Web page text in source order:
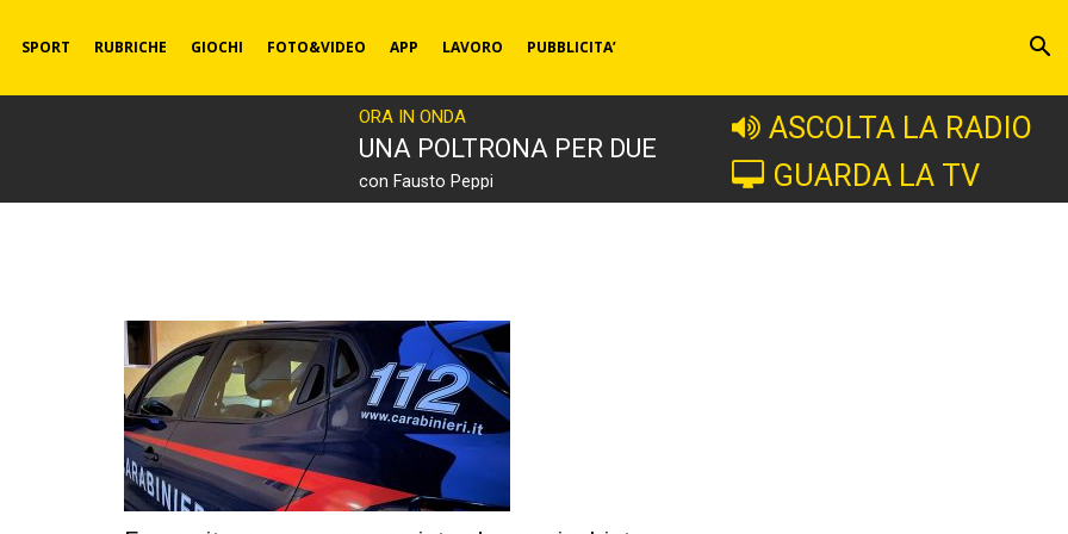
SPORT RUBRICHE GIOCHI FOTO&VIDEO APP LAVORO PUBBLICITA’
ORA IN ONDA
UNA POLTRONA PER DUE
con Fausto Peppi
ASCOLTA LA RADIO
GUARDA LA TV